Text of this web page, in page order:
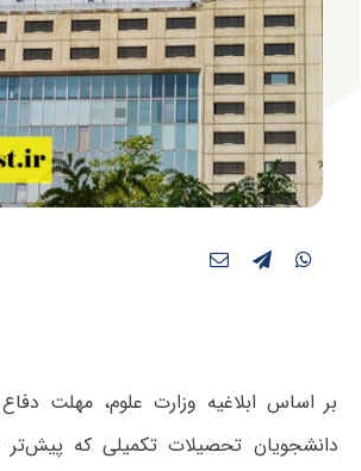
بر اساس ابلاغیه وزارت علوم، مهلت دفاع